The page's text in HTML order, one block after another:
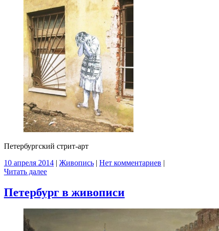
Петербургский стрит-арт
10 апреля 2014 | Живопись | Нет комментариев |
Читать далее
Петербург в живописи